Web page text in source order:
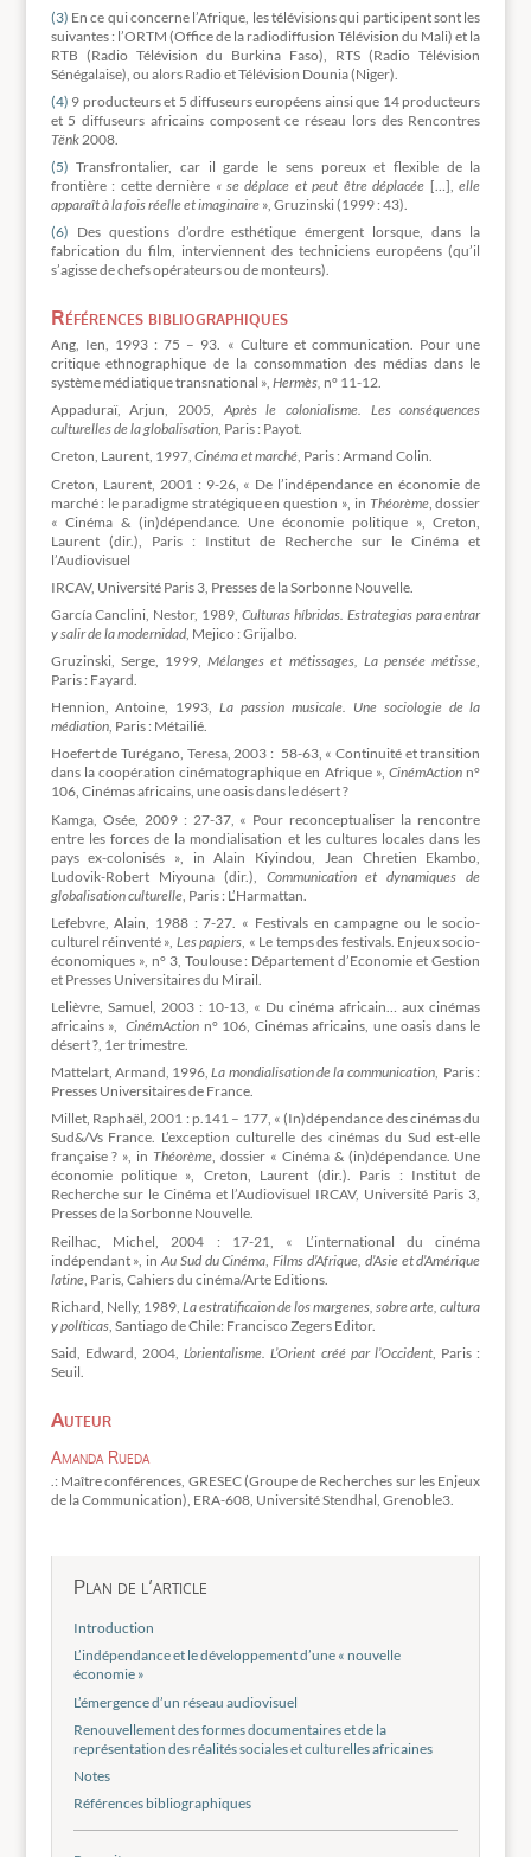
(3) En ce qui concerne l’Afrique, les télévisions qui participent sont les
suivantes : l’ORTM (Office de la radiodiffusion Télévision du Mali) et la
RTB (Radio Télévision du Burkina Faso), RTS (Radio Télévision
Sénégalaise), ou alors Radio et Télévision Dounia (Niger).
(4) 9 producteurs et 5 diffuseurs européens ainsi que 14 producteurs
et 5 diffuseurs africains composent ce réseau lors des Rencontres
Tënk2008.
(5) Transfrontalier, car il garde le sens poreux et flexible de la
frontière : cette dernière « se déplace et peut être déplacée […],elle
apparaît à la fois réelle et imaginaire», Gruzinski (1999 : 43).
(6) Des questions d’ordre esthétique émergent lorsque, dans la
fabrication du film, interviennent des techniciens européens (qu’il
s’agisse de chefs opérateurs ou de monteurs).
Références bibliographiques
Ang, Ien, 1993 : 75 – 93. « Culture et communication. Pour une
critique ethnographique de la consommation des médias dans le
système médiatique transnational », Hermès, n° 11-12.
Appaduraï, Arjun, 2005, Après le colonialisme. Les conséquences
culturelles de la globalisation, Paris : Payot.
Creton, Laurent, 1997, Cinéma et marché, Paris : Armand Colin.
Creton, Laurent, 2001 : 9-26, « De l’indépendance en économie de
marché : le paradigme stratégique en question », in Théorème, dossier
« Cinéma & (in)dépendance. Une économie politique », Creton,
Laurent (dir.), Paris : Institut de Recherche sur le Cinéma et
l’Audiovisuel
IRCAV, Université Paris 3, Presses de la Sorbonne Nouvelle.
García Canclini, Nestor, 1989, Culturas híbridas. Estrategias para entrar
y salir de la modernidad, Mejico : Grijalbo.
Gruzinski, Serge, 1999,Mélanges et métissages, La pensée métisse,
Paris : Fayard.
Hennion, Antoine, 1993,La passion musicale. Une sociologie de la
médiation, Paris : Métailié.
Hoefert de Turégano, Teresa, 2003 : 58-63, « Continuité et transition
dans la coopération cinématographique en Afrique »,CinémAction n°
106, Cinémas africains, une oasis dans le désert ?
Kamga, Osée, 2009 : 27-37, « Pour reconceptualiser la rencontre
entre les forces de la mondialisation et les cultures locales dans les
pays ex-colonisés », in Alain Kiyindou, Jean Chretien Ekambo,
Ludovik-Robert Miyouna (dir.), Communication et dynamiques de
globalisation culturelle, Paris : L’Harmattan.
Lefebvre, Alain, 1988 : 7-27. « Festivals en campagne ou le socio-
culturel réinventé », Les papiers , « Le temps des festivals. Enjeux socio-
économiques », n° 3, Toulouse : Département d’Economie et Gestion
et Presses Universitaires du Mirail.
Lelièvre, Samuel, 2003 : 10-13, « Du cinéma africain… aux cinémas
africains »,CinémAction n° 106, Cinémas africains, une oasis dans le
désert ?, 1er trimestre.
Mattelart, Armand, 1996,La mondialisation de la communication, Paris :
Presses Universitaires de France.
Millet, Raphaël, 2001 : p.141 – 177, « (In)dépendance des cinémas du
Sud&/Vs France. L’exception culturelle des cinémas du Sud est-elle
française ? », inThéorème, dossier « Cinéma & (in)dépendance. Une
économie politique », Creton, Laurent (dir.). Paris : Institut de
Recherche sur le Cinéma et l’Audiovisuel IRCAV, Université Paris 3,
Presses de la Sorbonne Nouvelle.
Reilhac, Michel, 2004 : 17-21, « L’international du cinéma
indépendant », in Au Sud du Cinéma ,Films d’Afrique, d’Asie et d’Amérique
latine, Paris, Cahiers du cinéma/Arte Editions.
Richard, Nelly, 1989, La estratificaion de los margenes, sobre arte, cultura
y políticas, Santiago de Chile: Francisco Zegers Editor.
Said, Edward, 2004,L’orientalisme. L’Orient créé par l’Occident , Paris :
Seuil.
Auteur
Amanda Rueda
.: Maître conférences, GRESEC (Groupe de Recherches sur les Enjeux
de la Communication), ERA-608, Université Stendhal, Grenoble3.
Plan de l’article
Introduction
L’indépendance et le développement d’une « nouvelle
économie »
L’émergence d’un réseau audiovisuel
Renouvellement des formes documentaires et de la
représentation des réalités sociales et culturelles africaines
Notes
Références bibliographiques